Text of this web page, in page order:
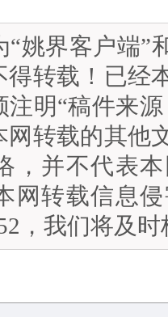
“姚界客户端”
得转载！已经
明“稿件来
网转载的其他
，并不代表
网转载信息
，我们将及